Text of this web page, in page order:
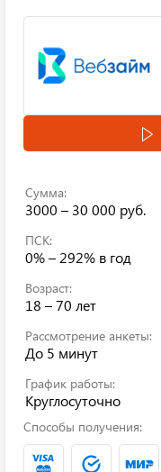
Сумма:
3000 – 30 000 руб.
ПСК:
0% – 292% в год
Возраст:
18 – 70 лет
Рассмотрение анкеты:
До 5 минут
График работы:
Круглосуточно
Способы получения: